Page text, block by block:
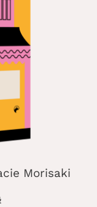
Morisaki
Zakres
Zakres